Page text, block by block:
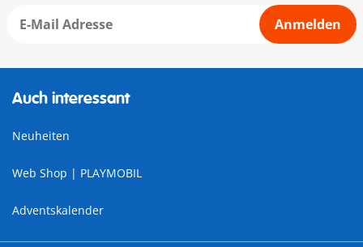
Anmelden
Auch interessant
Neuheiten
Web Shop | PLAYMOBIL
Adventskalender